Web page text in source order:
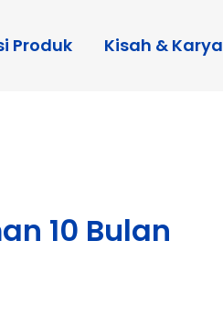
Produk Kisah & Karya
10 Bulan